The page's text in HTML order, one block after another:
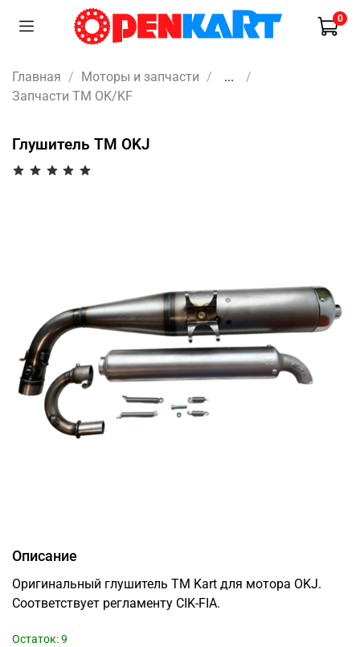
0
Главная Моторы и запчасти
...
Запчасти TM OK/KF
Глушитель TM OKJ
Описание
Оригинальный глушитель TM Kart для мотора OKJ.
Соответствует регламенту CIK-FIA.
Остаток: 9